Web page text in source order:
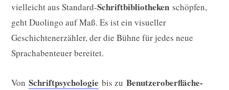
vielleicht aus Standard-Schriftbibliotheken schöpfen,
geht Duolingo auf Maß. Es ist ein visueller
Geschichtenerzähler, der die Bühne für jedes neue
Sprachabenteuer bereitet.
Von Schriftpsychologie bis zu Benutzeroberfläche-